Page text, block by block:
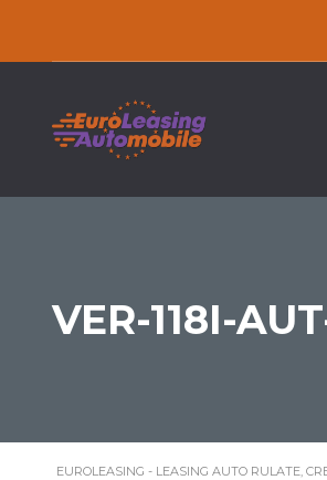
VER-118I-
EUROLEASING - LEASING AUTO RULATE,